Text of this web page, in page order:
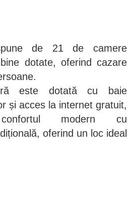
de 21 de camere
dotate, oferind cazare
este dotată cu baie
și acces la internet gratuit,
modern cu
oferind un loc ideal